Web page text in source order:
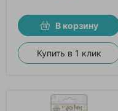
В корзину
Купить в 1 клик